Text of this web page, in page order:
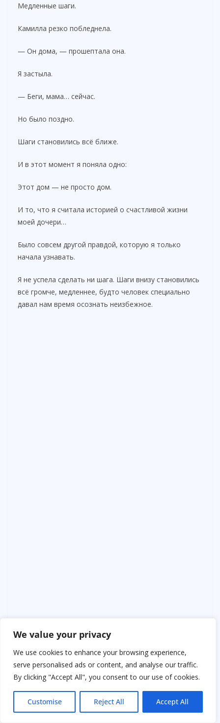
We value your privacy
We use cookies to enhance your browsing experience,
serve personalised ads or content, and analyse our traffic.
By clicking "Accept All", you consent to our use of cookies.
Customise Reject All Accept All
Медленные шаги.
Камилла резко побледнела.
— Он дома, — прошептала она.
Я застыла.
— Беги, мама… сейчас.
Но было поздно.
Шаги становились всё ближе.
И в этот момент я поняла одно:
Этот дом — не просто дом.
И то, что я считала историей о счастливой жизни
моей дочери…
Было совсем другой правдой, которую я только
начала узнавать.
Я не успела сделать ни шага. Шаги внизу становились
всё громче, медленнее, будто человек специально
давал нам время осознать неизбежное.
Камилла схватила меня за руку.
Её ладонь была ледяной.
— Мама… пожалуйста… — прошептала она. — Не
спорь. Просто иди за мной.